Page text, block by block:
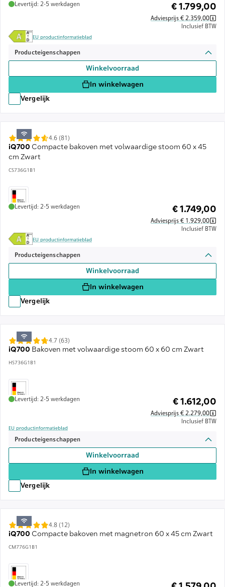
Levertijd: 2-5 werkdagen € 1.799,00
Adviesprijs € 2.359,00
Inclusief BTW
EU productinformatieblad
Producteigenschappen
Winkelvoorraad
In winkelwagen
Vergelijk
iQ700 Compacte bakoven met volwaardige stoom 60 x 45
cm Zwart
CS736G1B1
4.6 (81)
Levertijd: 2-5 werkdagen € 1.749,00
Adviesprijs € 1.929,00
Inclusief BTW
EU productinformatieblad
Producteigenschappen
Winkelvoorraad
In winkelwagen
Vergelijk
iQ700 Bakoven met volwaardige stoom 60 x 60 cm Zwart
HS736G1B1
4.7 (63)
Levertijd: 2-5 werkdagen € 1.612,00
Adviesprijs € 2.279,00
Inclusief BTW
EU productinformatieblad
Producteigenschappen
Winkelvoorraad
In winkelwagen
Vergelijk
iQ700 Compacte bakoven met magnetron 60 x 45 cm Zwart
CM776G1B1
4.8 (12)
Levertijd: 2-5 werkdagen